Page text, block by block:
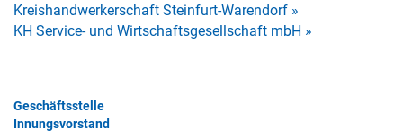
Kreishandwerkerschaft Steinfurt-Warendorf »
KH Service- und Wirtschaftsgesellschaft mbH »
Geschäftsstelle
Innungsvorstand